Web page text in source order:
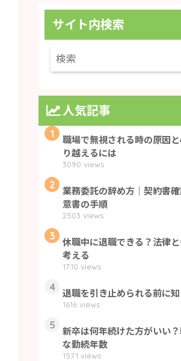
サイト内検索
人気記事
1
職場で無視される時の原因
り越えるには
3090 views
2
業務委託の辞め方｜契約書
意書の手順
2503 views
3
休職中に退職できる？法律
考える
1710 views
4 退職を引き止められる前に知
1616 views
5
新卒は何年続けた方がいい
な勤続年数
1571 views